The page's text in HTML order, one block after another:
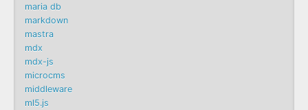
maria db
markdown
mastra
mdx
mdx-js
microcms
middleware
ml5.js